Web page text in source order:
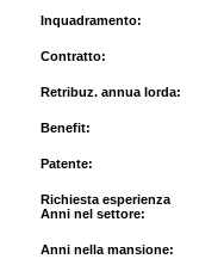
Inquadramento:
Contratto:
Retribuz. annua lorda:
Benefit:
Patente:
Richiesta esperienza
Anni nel settore:
Anni nella mansione: